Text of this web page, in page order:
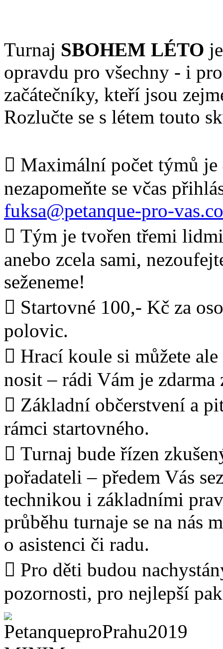
Turnaj SBOHEM LÉTO
opravdu pro všechny - i
začátečníky, kteří jsou
Rozlučte se s létem touto
 Maximální počet týmů
nezapomeňte se včas
fuksa@petanque-pro-
 Tým je tvořen třemi
anebo zcela sami,
seženeme!
 Startovné 100,- Kč za
polovic.
 Hrací koule si můžete ale
nosit – rádi Vám je
 Základní občerstvení a
rámci startovného.
 Turnaj bude řízen
pořadateli – předem Vás
technikou i základními
průběhu turnaje se na nás
o asistenci či radu.
 Pro děti budou
pozornosti, pro nejlepší